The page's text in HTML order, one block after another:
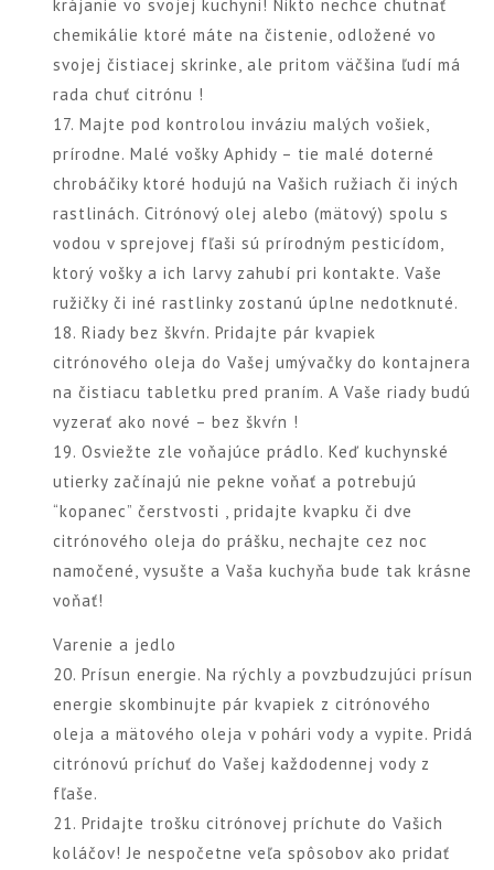
krájanie vo svojej kuchyni! Nikto nechce chutnať
chemikálie ktoré máte na čistenie, odložené vo
svojej čistiacej skrinke, ale pritom väčšina ľudí má
rada chuť citrónu !
17. Majte pod kontrolou inváziu malých vošiek,
prírodne. Malé vošky Aphidy – tie malé doterné
chrobáčiky ktoré hodujú na Vašich ružiach či iných
rastlinách. Citrónový olej alebo (mätový) spolu s
vodou v sprejovej fľaši sú prírodným pesticídom,
ktorý vošky a ich larvy zahubí pri kontakte. Vaše
ružičky či iné rastlinky zostanú úplne nedotknuté.
18. Riady bez škvŕn. Pridajte pár kvapiek
citrónového oleja do Vašej umývačky do kontajnera
na čistiacu tabletku pred praním. A Vaše riady budú
vyzerať ako nové – bez škvŕn !
19. Osviežte zle voňajúce prádlo. Keď kuchynské
utierky začínajú nie pekne voňať a potrebujú
“kopanec” čerstvosti , pridajte kvapku či dve
citrónového oleja do prášku, nechajte cez noc
namočené, vysušte a Vaša kuchyňa bude tak krásne
voňať!
Varenie a jedlo
20. Prísun energie. Na rýchly a povzbudzujúci prísun
energie skombinujte pár kvapiek z citrónového
oleja a mätového oleja v pohári vody a vypite. Pridá
citrónovú príchuť do Vašej každodennej vody z
fľaše.
21. Pridajte trošku citrónovej príchute do Vašich
koláčov! Je nespočetne veľa spôsobov ako pridať